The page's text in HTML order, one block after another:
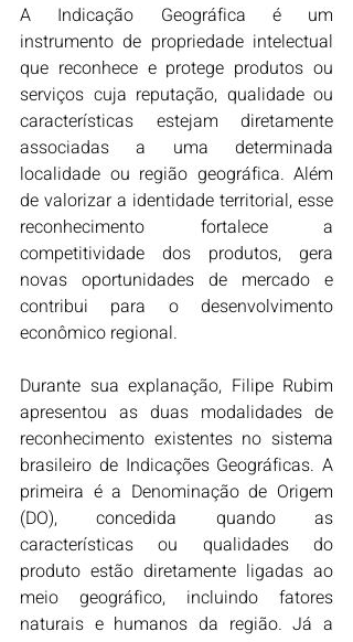
A Indicação Geográfica é um
instrumento de propriedade intelectual
que reconhece e protege produtos ou
serviços cuja reputação, qualidade ou
características estejam diretamente
associadas a uma determinada
localidade ou região geográfica. Além
de valorizar a identidade territorial, esse
reconhecimento fortalece a
competitividade dos produtos, gera
novas oportunidades de mercado e
contribui para o desenvolvimento
econômico regional.
Durante sua explanação, Filipe Rubim
apresentou as duas modalidades de
reconhecimento existentes no sistema
brasileiro de Indicações Geográficas. A
primeira é a Denominação de Origem
(DO), concedida quando as
características ou qualidades do
produto estão diretamente ligadas ao
meio geográfico, incluindo fatores
naturais e humanos da região. Já a